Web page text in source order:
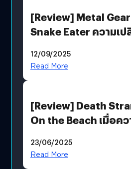
[Review] Metal
Snake Eater ความเ
12/09/2025
Read More
[Review] Death
On the Beach เมื่อค
พันธะสุดท้ายของมนุษย์
23/06/2025
Read More